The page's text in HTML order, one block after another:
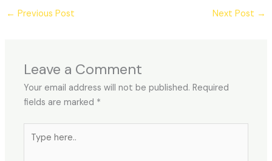
← Previous Post Next Post →
Leave a Comment
Your email address will not be published. Required
fields are marked *
here..